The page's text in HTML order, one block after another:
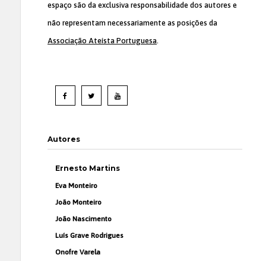
espaço são da exclusiva responsabilidade dos autores e
não representam necessariamente as posições da
Associação Ateísta Portuguesa.
Autores
Ernesto Martins
Eva Monteiro
João Monteiro
João Nascimento
Luís Grave Rodrigues
Onofre Varela